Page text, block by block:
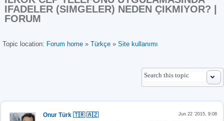
IFADELER (SIMGELER) NEDEN ÇIKMIYOR? |
FORUM
Topic location: Forum home » Türkçe » Site kullanımı
Onur Türk 🇹🇷 🇦🇿 Jun 22 '2015, 9:08